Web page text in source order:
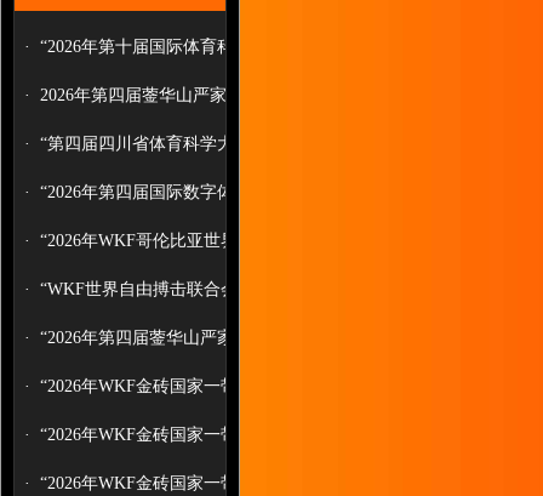
· “2026年第十届国际体育科学大会”...
· 2026年第四届蓥华山严家拳非遗武
术...
· “第四届四川省体育科学大会论文报...
· “2026年第四届国际数字体育科学大...
· “2026年WKF哥伦比亚世界自由搏...
· “WKF世界自由搏击联合会（中国...
· “2026年第四届蓥华山严家拳非遗武...
· “2026年WKF金砖国家一带一路职...
· “2026年WKF金砖国家一带一路世...
· “2026年WKF金砖国家一带一路职...